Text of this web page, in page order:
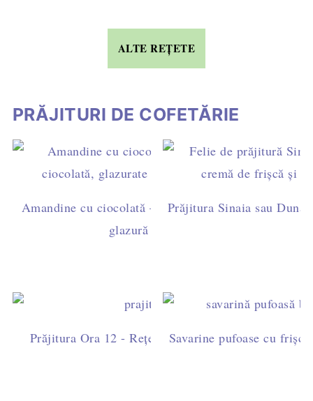
ALTE REȚETE
PRĂJITURI DE COFETĂRIE
Amandine cu ciocolată – rețetă ușoară de casă, cu
glazură simplă (fără fondant)
Prăjitura Sinaia sau
Prăjitura Ora 12 - Rețetă ușoară cu blat de cacao,
Savarine pufoase cu